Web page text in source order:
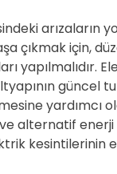
arızaların
çıkmak için,
yapılmalıdır.
güncel
yardımcı
alternatif enerji
kesintilerinin